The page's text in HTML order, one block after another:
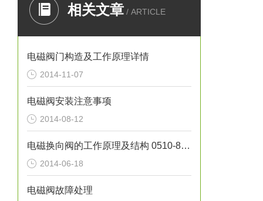
相关文章 / ARTICLE
电磁阀门构造及工作原理详情
2014-11-07
电磁阀安装注意事项
2014-08-12
电磁换向阀的工作原理及结构 0510-85745374
2014-06-18
电磁阀故障处理